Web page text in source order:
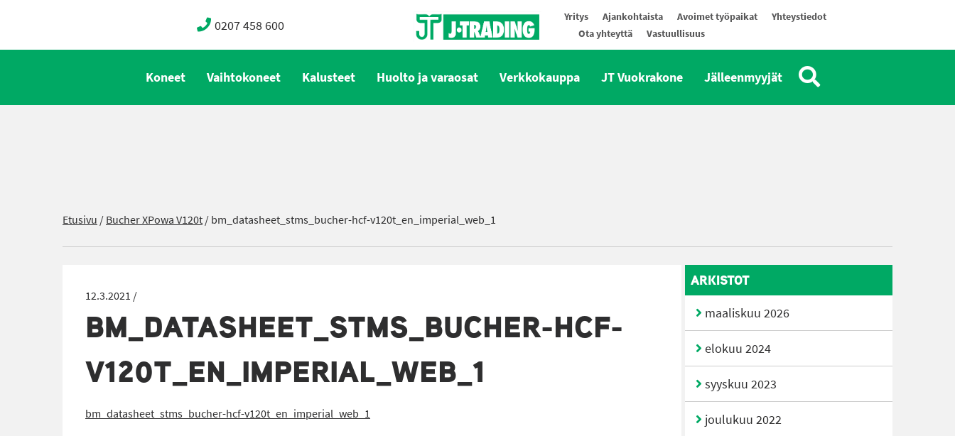
0207 458 600 Yritys Ajankohtaista Avoimet työpaikat
Yhteystiedot
Ota yhteyttä
Vastuullisuus
Koneet Vaihtokoneet Kalusteet Huolto ja varaosat Verkkokauppa JT Vuokrakone Jälleenmyyjät
Etusivu /Bucher XPowa V120t/bm_datasheet_stms_bucher-hcf-v120t_en_imperial_web_1
12.3.2021 /
BM_DATASHEET_STMS_BUCHER-HCF-
V120T_EN_IMPERIAL_WEB_1
bm_datasheet_stms_bucher-hcf-v120t_en_imperial_web_1
ARKISTOT
maaliskuu 2026
elokuu 2024
syyskuu 2023
joulukuu 2022